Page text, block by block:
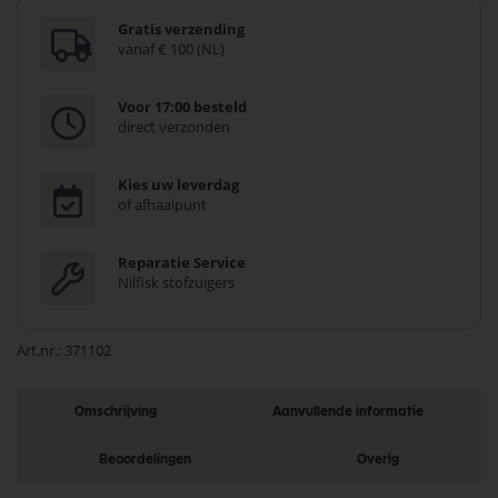
Gratis verzending
vanaf € 100 (NL)
Voor 17:00 besteld
direct verzonden
Kies uw leverdag
of afhaalpunt
Reparatie Service
Nilfisk stofzuigers
Art.nr. 371102
Omschrijving Aanvullende informatie
Beoordelingen Overig